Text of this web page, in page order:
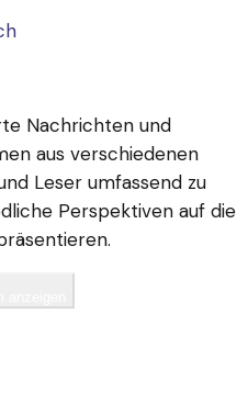
Nachrichten und
aus verschiedenen
Leser umfassend zu
Perspektiven auf die